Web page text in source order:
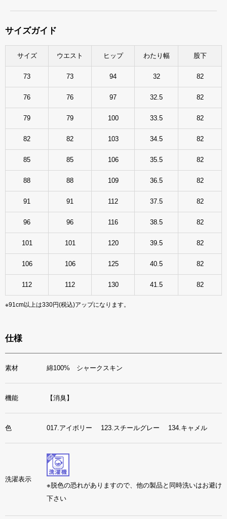
サイズガイド
サイズ ウエスト ヒップ わたり幅 股下
73 73 94 32 82
76 76 97 32.5 82
79 79 100 33.5 82
82 82 103 34.5 82
85 85 106 35.5 82
88 88 109 36.5 82
91 91 112 37.5 82
96 96 116 38.5 82
101 101 120 39.5 82
106 106 125 40.5 82
112 112 130 41.5 82
※91cm以上は330円(税込)アップになります。
仕様
素材 綿100% シャークスキン
機能 【消臭】
色 017.アイボリー 123.スチールグレー 134.キャメル
洗濯表示
※脱色の恐れがありますので、他の製品と同時洗いはお避け
下さい